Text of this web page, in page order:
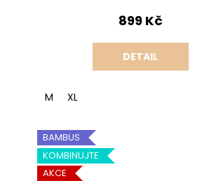
899 Kč
DETAIL
M XL
BAMBUS
KOMBINUJTE
AKCE